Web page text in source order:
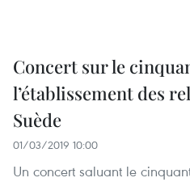
Concert sur le
l’établissement des
Suède
01/03/2019 10:00
Un concert saluant le